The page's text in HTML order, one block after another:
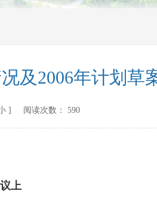
及2006年计划草
] 阅读次数： 590
上